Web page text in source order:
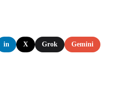
in X Grok Gemini